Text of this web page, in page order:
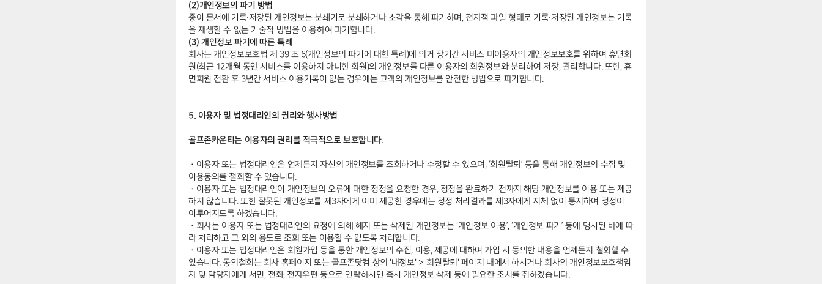
(2)개인정보의 파기 방법
종이 문서에 기록∙저장된 개인정보는 분쇄기로 분쇄하거나 소각을 통해 파기하며, 전자적 파일 형태로 기록∙저장된 개인정보는 기록
을 재생할 수 없는 기술적 방법을 이용하여 파기합니다.
(3) 개인정보 파기에 따른 특례
회사는 개인정보보호법 제 39 조 6(개인정보의 파기에 대한 특례)에 의거 장기간 서비스 미이용자의 개인정보보호를 위하여 휴면회
원(최근 12개월 동안 서비스를 이용하지 아니한 회원)의 개인정보를 다른 이용자의 회원정보와 분리하여 저장, 관리합니다. 또한, 휴
면회원 전환 후 3년간 서비스 이용기록이 없는 경우에는 고객의 개인정보를 안전한 방법으로 파기합니다.
5. 이용자 및 법정대리인의 권리와 행사방법
골프존카운티는 이용자의 권리를 적극적으로 보호합니다.
ㆍ 이용자 또는 법정대리인은 언제든지 자신의 개인정보를 조회하거나 수정할 수 있으며, ‘회원탈퇴’ 등을 통해 개인정보의 수집 및
이용동의를 철회할 수 있습니다.
ㆍ 이용자 또는 법정대리인이 개인정보의 오류에 대한 정정을 요청한 경우, 정정을 완료하기 전까지 해당 개인정보를 이용 또는 제공
하지 않습니다. 또한 잘못된 개인정보를 제3자에게 이미 제공한 경우에는 정정 처리결과를 제3자에게 지체 없이 통지하여 정정이
이루어지도록 하겠습니다.
ㆍ 회사는 이용자 또는 법정대리인의 요청에 의해 해지 또는 삭제된 개인정보는 ‘개인정보 이용’, ‘개인정보 파기’ 등에 명시된 바에 따
라 처리하고 그 외의 용도로 조회 또는 이용할 수 없도록 처리합니다.
ㆍ 이용자 또는 법정대리인은 회원가입 등을 통한 개인정보의 수집, 이용, 제공에 대하여 가입 시 동의한 내용을 언제든지 철회할 수
있습니다. 동의철회는 회사 홈페이지 또는 골프존닷컴 상의 '내정보' > '회원탈퇴' 페이지 내에서 하시거나 회사의 개인정보보호책임
자 및 담당자에게 서면, 전화, 전자우편 등으로 연락하시면 즉시 개인정보 삭제 등에 필요한 조치를 취하겠습니다.